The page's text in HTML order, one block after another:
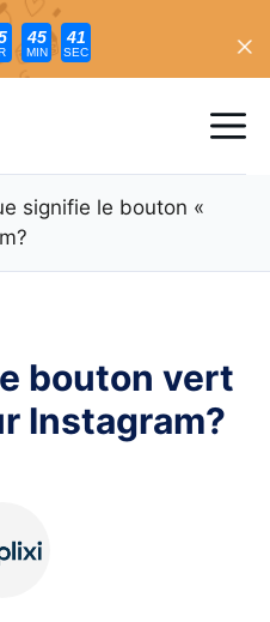
45
MIN
40
SEC
signifie le bouton «
bouton vert
Instagram?